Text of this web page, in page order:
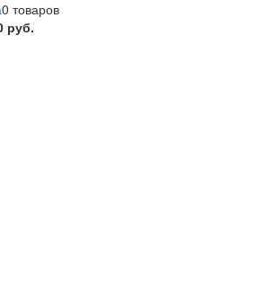
0 товаров
руб.